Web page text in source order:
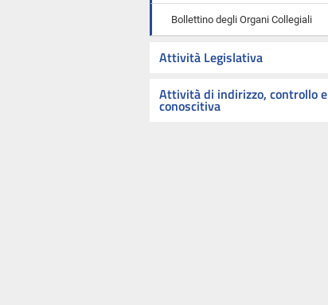
Bollettino degli Organi Collegiali
Attività Legislativa
Attività di indirizzo, controllo e
conoscitiva